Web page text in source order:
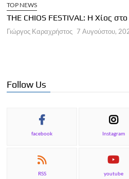
TOP NEWS
THE CHIOS FESTIVAL: Η Χίος
Γιώργος Καραχρήστος 7 Αυγούστου,
Follow Us
facebook Instagram
RSS youtube